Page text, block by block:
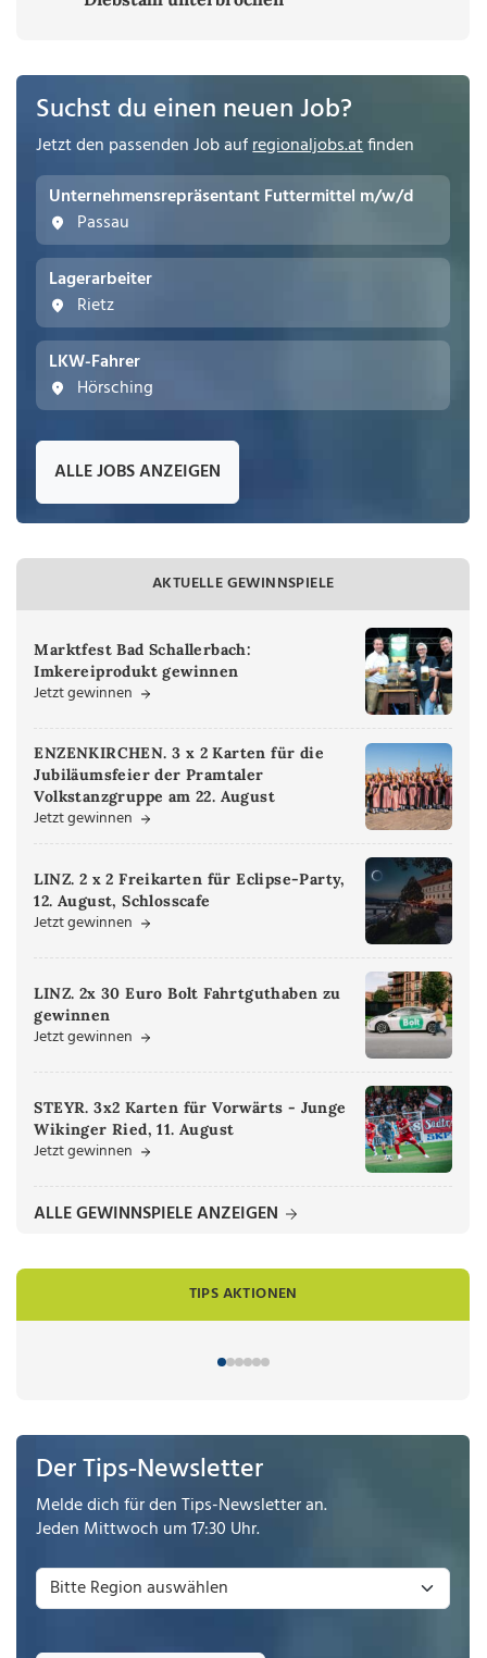
Suchst du einen neuen Job?
Jetzt den passenden Job aufregionaljobs.atfinden
Unternehmensrepräsentant Futtermittel m/w/d
Passau
Lagerarbeiter
Rietz
LKW-Fahrer
Hörsching
ALLE JOBS ANZEIGEN
AKTUELLE GEWINNSPIELE
Marktfest Bad Schallerbach:
Imkereiprodukt gewinnen
Jetzt gewinnen
ENZENKIRCHEN. 3 x 2 Karten für die
Jubiläumsfeier der Pramtaler
Volkstanzgruppe am 22. August
Jetzt gewinnen
LINZ. 2 x 2 Freikarten für Eclipse-Party,
12. August, Schlosscafe
Jetzt gewinnen
LINZ. 2x 30 Euro Bolt Fahrtguthaben zu
gewinnen
Jetzt gewinnen
STEYR. 3x2 Karten für Vorwärts - Junge
Wikinger Ried, 11. August
Jetzt gewinnen
ALLE GEWINNSPIELE ANZEIGEN
TIPS AKTIONEN
Der Tips-Newsletter
Melde dich für den Tips-Newsletter an.
Jeden Mittwoch um 17:30 Uhr.